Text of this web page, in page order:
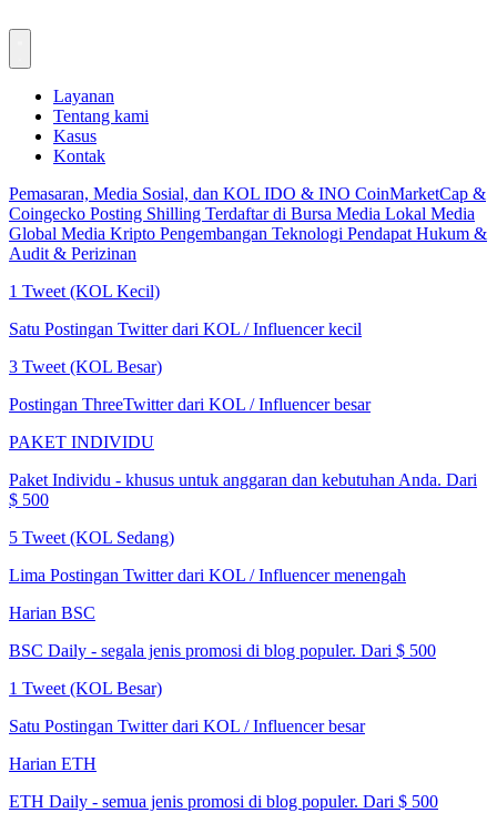
Layanan
Tentang kami
Kasus
Kontak
Pemasaran, Media Sosial, dan KOL IDO & INO CoinMarketCap &
Coingecko Posting Shilling Terdaftar di Bursa Media Lokal Media
Global Media Kripto Pengembangan Teknologi Pendapat Hukum &
Audit & Perizinan
1 Tweet (KOL Kecil)
Satu Postingan Twitter dari KOL / Influencer kecil
3 Tweet (KOL Besar)
Postingan ThreeTwitter dari KOL / Influencer besar
PAKET INDIVIDU
Paket Individu - khusus untuk anggaran dan kebutuhan Anda. Dari
$ 500
5 Tweet (KOL Sedang)
Lima Postingan Twitter dari KOL / Influencer menengah
Harian BSC
BSC Daily - segala jenis promosi di blog populer. Dari $ 500
1 Tweet (KOL Besar)
Satu Postingan Twitter dari KOL / Influencer besar
Harian ETH
ETH Daily - semua jenis promosi di blog populer. Dari $ 500